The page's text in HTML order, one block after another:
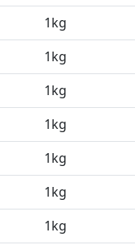
1kg
1kg
1kg
1kg
1kg
1kg
1kg